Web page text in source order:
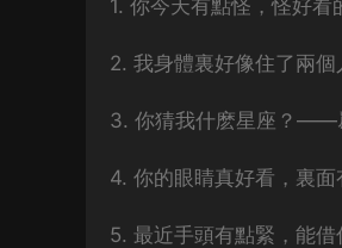
1. 你今天有點怪，怪好看
2. 我身體裏好像住了兩個
3. 你猜我什麽星座？——
4. 你的眼睛真好看，裏面
5. 最近手頭有點緊，能借